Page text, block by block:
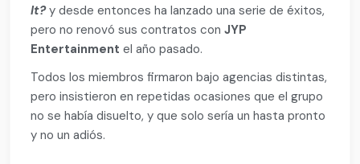
It?y desde entonces ha lanzado una serie de éxitos,
pero no renovó sus contratos conJYP
Entertainment el año pasado.
Todos los miembros firmaron bajo agencias distintas,
pero insistieron en repetidas ocasiones que el grupo
no se había disuelto, y que solo sería un hasta pronto
y no un adiós.